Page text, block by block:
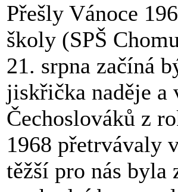
Přešly Vánoce
školy (SPŠ
21. srpna začíná
jiskřička naděje a
Čechoslováků z
1968 přetrvávaly
těžší pro nás byla